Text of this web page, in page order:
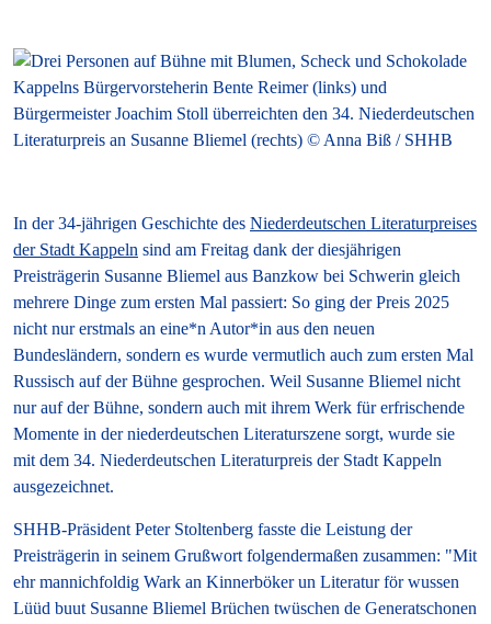
Kappelns Bürgervorsteherin Bente Reimer (links) und
Bürgermeister Joachim Stoll überreichten den 34. Niederdeutschen
Literaturpreis an Susanne Bliemel (rechts) © Anna Biß / SHHB
In der 34-jährigen Geschichte des Niederdeutschen Literaturpreises
der Stadt Kappeln sind am Freitag dank der diesjährigen
Preisträgerin Susanne Bliemel aus Banzkow bei Schwerin gleich
mehrere Dinge zum ersten Mal passiert: So ging der Preis 2025
nicht nur erstmals an eine*n Autor*in aus den neuen
Bundesländern, sondern es wurde vermutlich auch zum ersten Mal
Russisch auf der Bühne gesprochen. Weil Susanne Bliemel nicht
nur auf der Bühne, sondern auch mit ihrem Werk für erfrischende
Momente in der niederdeutschen Literaturszene sorgt, wurde sie
mit dem 34. Niederdeutschen Literaturpreis der Stadt Kappeln
ausgezeichnet.
SHHB-Präsident Peter Stoltenberg fasste die Leistung der
Preisträgerin in seinem Grußwort folgendermaßen zusammen: "Mit
ehr mannichfoldig Wark an Kinnerböker un Literatur för wussen
Lüüd buut Susanne Bliemel Brüchen twüschen de Generatschonen